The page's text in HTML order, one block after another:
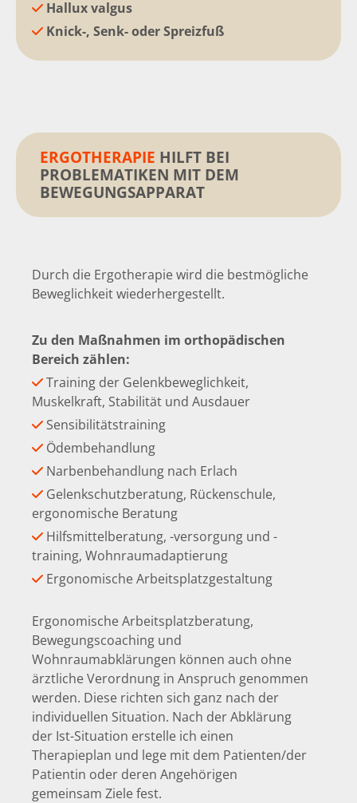
 Hallux valgus
 Knick-, Senk- oder Spreizfuß
ERGOTHERAPIE HILFT BEI
PROBLEMATIKEN MIT DEM
BEWEGUNGSAPPARAT
Durch die Ergotherapie wird die bestmögliche
Beweglichkeit wiederhergestellt.
Zu den Maßnahmen im orthopädischen
Bereich zählen:
 Training der Gelenkbeweglichkeit,
Muskelkraft, Stabilität und Ausdauer
 Sensibilitätstraining
 Ödembehandlung
 Narbenbehandlung nach Erlach
 Gelenkschutzberatung, Rückenschule,
ergonomische Beratung
 Hilfsmittelberatung, -versorgung und -
training, Wohnraumadaptierung
 Ergonomische Arbeitsplatzgestaltung
Ergonomische Arbeitsplatzberatung,
Bewegungscoaching und
Wohnraumabklärungen können auch ohne
ärztliche Verordnung in Anspruch genommen
werden. Diese richten sich ganz nach der
individuellen Situation. Nach der Abklärung
der Ist-Situation erstelle ich einen
Therapieplan und lege mit dem Patienten/der
Patientin oder deren Angehörigen
gemeinsam Ziele fest.